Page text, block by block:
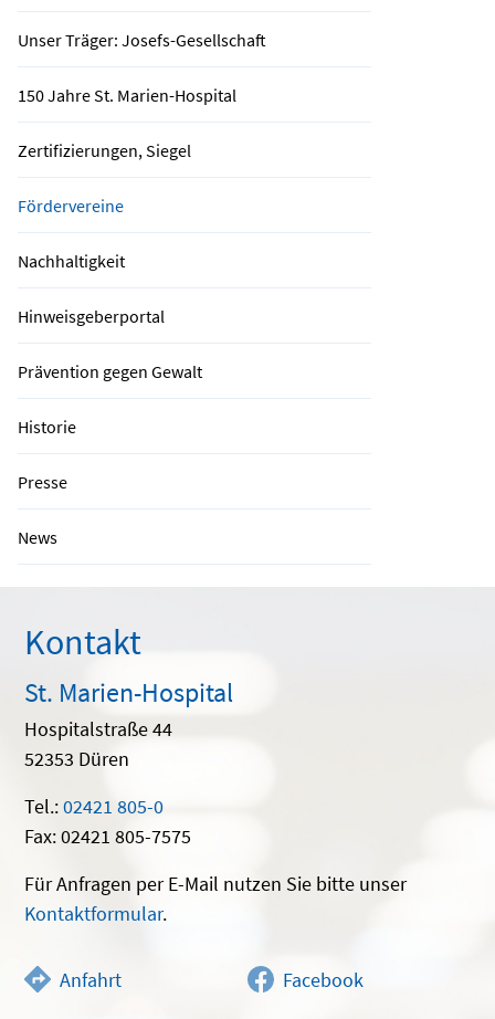
Unser Träger: Josefs-Gesellschaft
150 Jahre St. Marien-Hospital
Zertifizierungen, Siegel
Fördervereine
Nachhaltigkeit
Hinweisgeberportal
Prävention gegen Gewalt
Historie
Presse
News
Kontakt
St. Marien-Hospital
Hospitalstraße 44
52353 Düren
Tel.:02421 805-0
Fax: 02421 805-7575
Für Anfragen per E-Mail nutzen Sie bitte unser
Kontaktformular.
Anfahrt Facebook